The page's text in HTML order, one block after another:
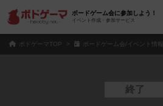
ボードゲーム会に参加しよう！
イベント作成・参加サービス
ボドゲーマTOP ボードゲーム会/イベント情報
終了